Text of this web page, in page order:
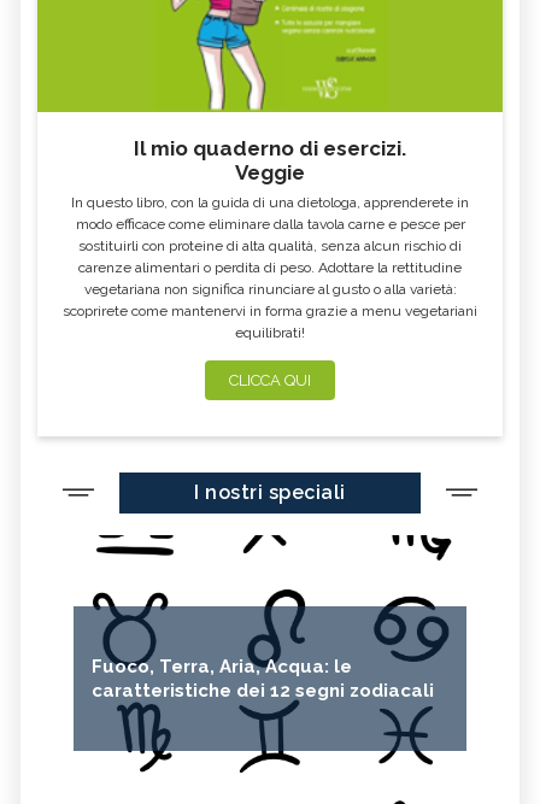
Il mio quaderno di esercizi.
Veggie
In questo libro, con la guida di una dietologa, apprenderete in
modo efficace come eliminare dalla tavola carne e pesce per
sostituirli con proteine di alta qualità, senza alcun rischio di
carenze alimentari o perdita di peso. Adottare la rettitudine
vegetariana non significa rinunciare al gusto o alla varietà:
scoprirete come mantenervi in forma grazie a menu vegetariani
equilibrati!
CLICCA QUI
I nostri speciali
Fuoco, Terra, Aria, Acqua: le
caratteristiche dei 12 segni zodiacali